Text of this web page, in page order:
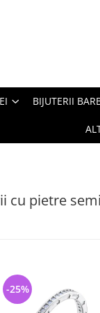
BIJUTERII
cu pietre
-25%